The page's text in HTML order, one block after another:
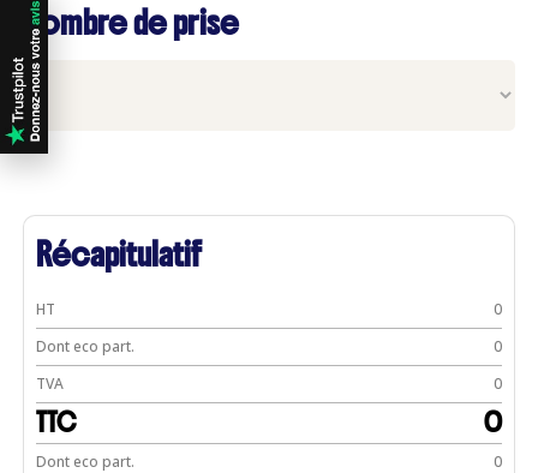
Nombre de prise
Récapitulatif
HT
0
Dont eco part.
0
TVA
0
TTC 0
Dont eco part. 0